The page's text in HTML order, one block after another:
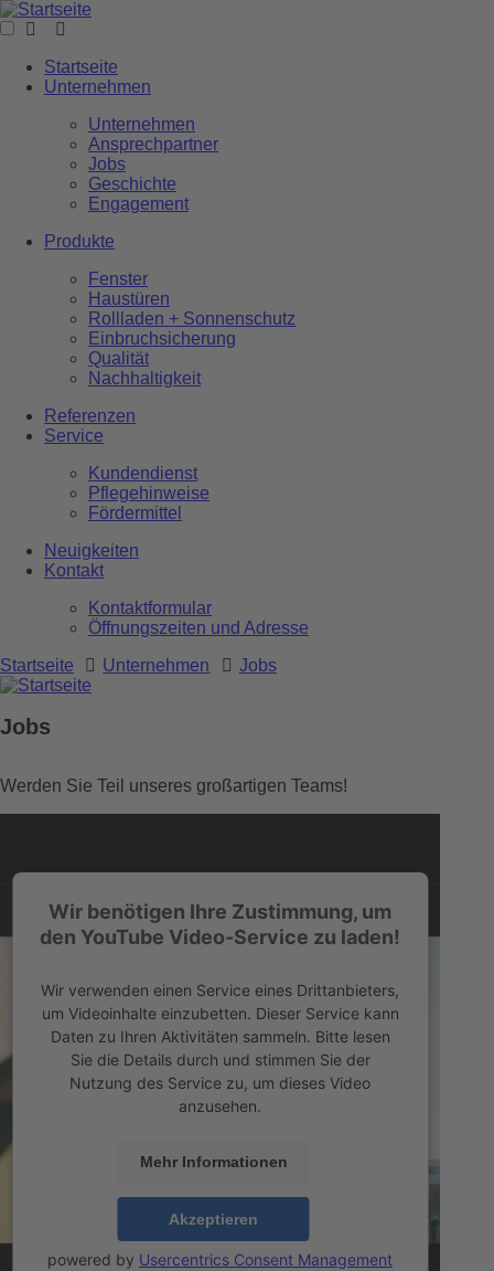
Startseite
Unternehmen
Unternehmen
Ansprechpartner
Jobs
Geschichte
Engagement
Produkte
Fenster
Haustüren
Rollladen + Sonnenschutz
Einbruchsicherung
Qualität
Nachhaltigkeit
Referenzen
Service
Kundendienst
Pflegehinweise
Fördermittel
Neuigkeiten
Kontakt
Kontaktformular
Öffnungszeiten und Adresse
Startseite
Unternehmen Jobs
Jobs
Werden Sie Teil unseres großartigen Teams!
Wir benötigen Ihre Zustimmung, um
den YouTube Video-Service zu laden!
Wir verwenden einen Service eines Drittanbieters,
um Videoinhalte einzubetten. Dieser Service kann
Daten zu Ihren Aktivitäten sammeln. Bitte lesen
Sie die Details durch und stimmen Sie der
Nutzung des Service zu, um dieses Video
anzusehen.
Mehr Informationen
Akzeptieren
powered by Usercentrics Consent Management